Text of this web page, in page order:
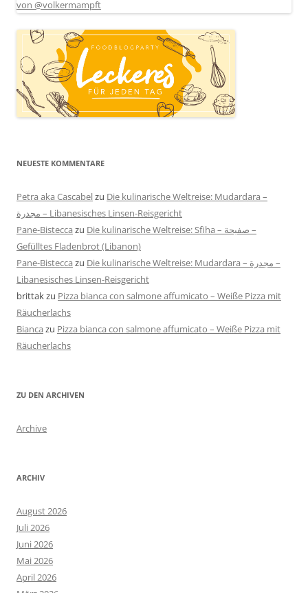
NEUESTE KOMMENTARE
Petra aka Cascabelzu Die kulinarische Weltreise: Mudardara –
مجدرة – Libanesisches Linsen-Reisgericht
Pane-Bistecca zu Die kulinarische Weltreise: Sfiha – صفيحة –
Gefülltes Fladenbrot (Libanon)
Pane-Bistecca zu Die kulinarische Weltreise: Mudardara – مجدرة –
Libanesisches Linsen-Reisgericht
brittakzu Pizza bianca con salmone affumicato – Weiße Pizza mit
Räucherlachs
Bianca zu Pizza bianca con salmone affumicato – Weiße Pizza mit
Räucherlachs
ZU DEN ARCHIVEN
Archive
ARCHIV
August 2026
Juli 2026
Juni 2026
Mai 2026
April 2026